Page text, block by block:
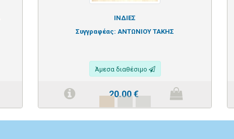
ΙΝΔΙΕΣ
Συγγραφέας: ΑΝΤΩΝΙΟΥ ΤΑΚΗΣ
Άμεσα διαθέσιμο
20.00€